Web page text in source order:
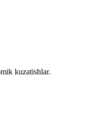
kuzatishlar.